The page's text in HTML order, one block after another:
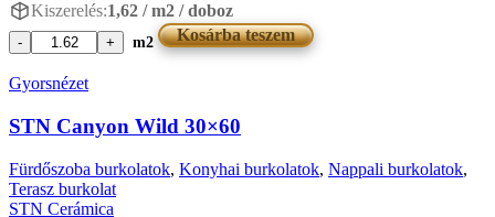
Kiszerelés:1,62 / m2 / doboz
STN
PI
30x60
m2 Kosárba teszem
Gyorsnézet
STN Canyon Wild 30×60
Fürdőszoba burkolatok, Konyhai burkolatok, Nappali burkolatok,
Terasz burkolat
STN Cerámica